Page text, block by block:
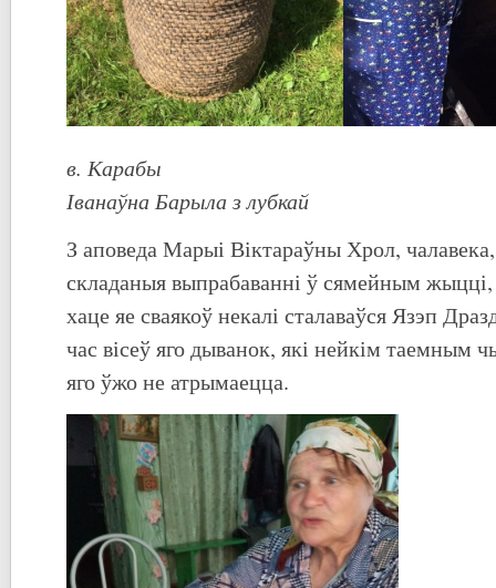
в. Карабы
Іванаўна Барыла з лубкай
З аповеда Марыі Віктараўны Хрол,
складаныя выпрабаванні ў сямейным жыцці,
хаце яе сваякоў некалі сталаваўся Язэп
час вісеў яго дыванок, які нейкім таемным
яго ўжо не атрымаецца.